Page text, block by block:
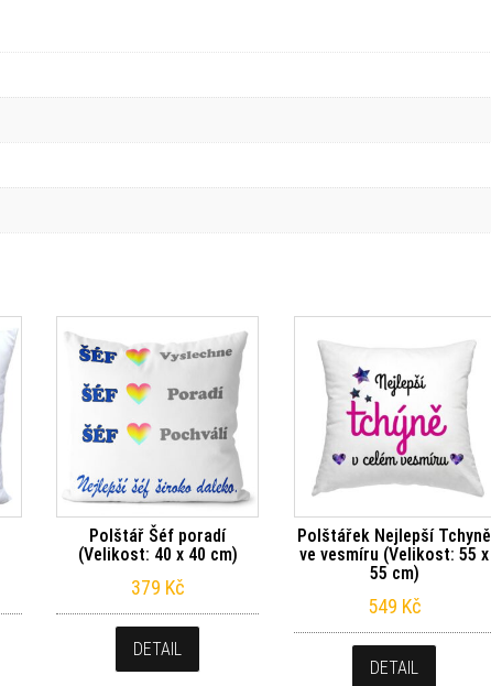
Polštář Šéf poradí
(Velikost: 40 x 40 cm)
379 Kč
DETAIL
Polštářek Nejlepší Tchyně
ve vesmíru (Velikost: 55 x
55 cm)
549 Kč
DETAIL